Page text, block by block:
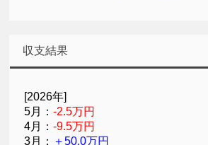
収支結果
[2026年]
5月：-2.5万円
4月：-9.5万円
3月： ＋50.0万円